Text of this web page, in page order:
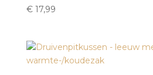
€17,99